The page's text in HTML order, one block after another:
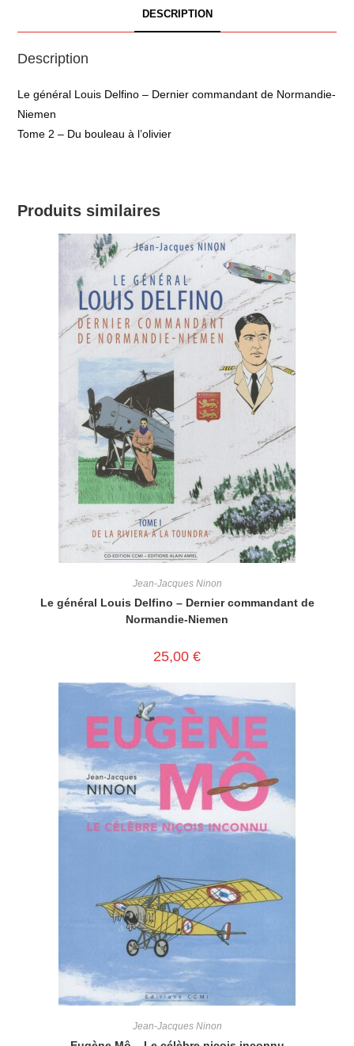
DESCRIPTION
Description
Le général Louis Delfino – Dernier commandant de Normandie-
Niemen
Tome 2 – Du bouleau à l’olivier
Produits similaires
Jean-Jacques Ninon
Le général Louis Delfino – Dernier commandant de
Normandie-Niemen
25,00 €
Jean-Jacques Ninon